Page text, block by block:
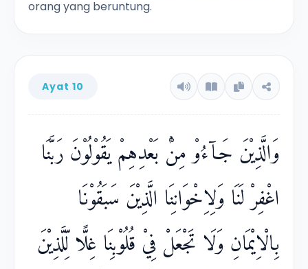
orang yang beruntung.
Ayat 10
وَالَّذِيْنَ جَاۤءُوْ مِنْۢ بَعْدِهِمْ يَقُوْلُوْنَ رَبَّنَا
اغْفِرْ لَنَا وَلِاِخْوَانِنَا الَّذِيْنَ سَبَقُوْنَا
بِالْاِيْمَانِ وَلَا تَجْعَلْ فِيْ قُلُوْبِنَا غِلًّا لِّلَّذِيْنَ